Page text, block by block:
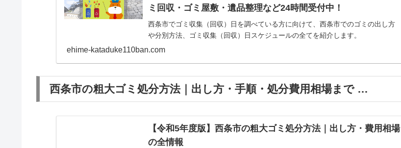
ミ回収・ゴミ屋敷・遺品整理など24時間受付中！
西条市でゴミ収集（回収）日を調べている方に向けて、西条市でのゴミの出し方
や分別方法、ゴミ収集（回収）日スケジュールの全てを紹介します。
ehime-kataduke110ban.com
西条市の粗大ゴミ処分方法｜出し方・手順・処分費用相場まで …
【令和5年度版】西条市の粗大ゴミ処分方法｜出し方・費用相場
の全情報